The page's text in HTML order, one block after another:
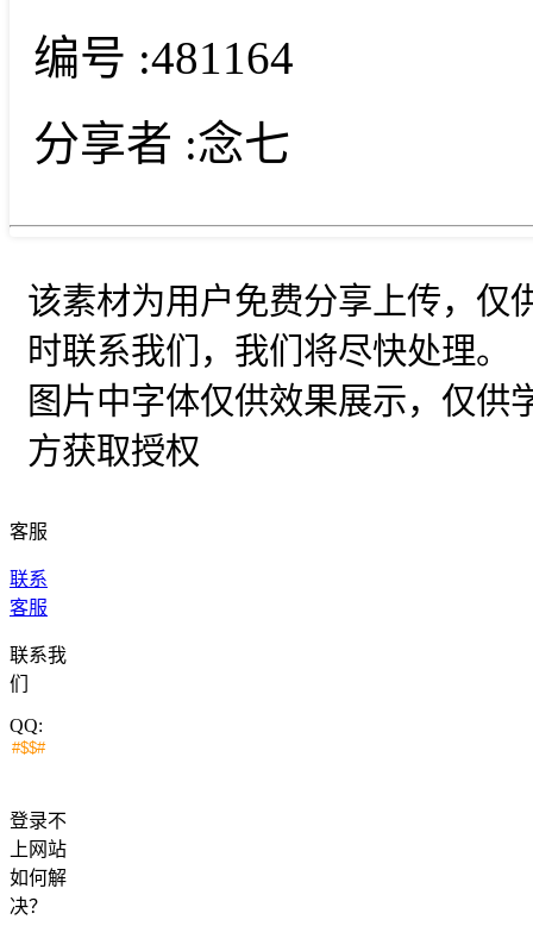
编号 :481164
分享者 :念七
该素材为用户免费分享上传，仅
时联系我们，我们将尽快处理。
图片中字体仅供效果展示，仅供
方获取授权
客服
联系
客服
联系我
们
QQ:
登录不
上网站
如何解
决？